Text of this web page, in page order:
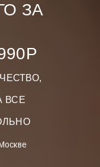
ЗА
ВСЕ